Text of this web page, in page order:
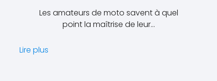
Les amateurs de moto savent à quel
point la maîtrise de leur…
Lire plus